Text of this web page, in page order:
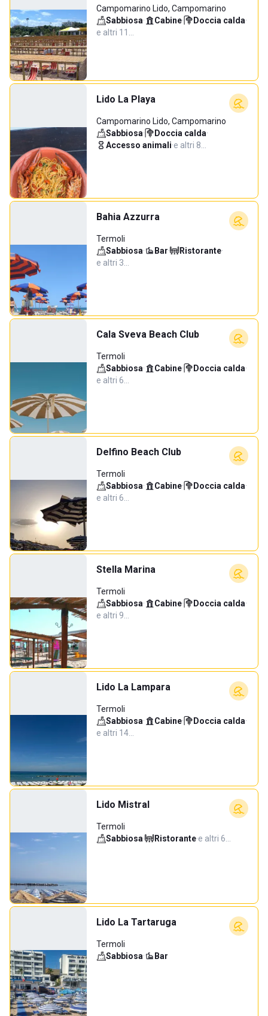
Campomarino Lido, Campomarino
Sabbiosa· Cabine· Doccia calda·
e altri 11…
Lido La Playa
Campomarino Lido, Campomarino
Sabbiosa· Doccia calda·
Accesso animali·e altri 8…
Bahia Azzurra
Termoli
Sabbiosa· Bar· Ristorante·
e altri 3…
Cala Sveva Beach Club
Termoli
Sabbiosa· Cabine· Doccia calda·
e altri 6…
Delfino Beach Club
Termoli
Sabbiosa· Cabine· Doccia calda·
e altri 6…
Stella Marina
Termoli
Sabbiosa· Cabine· Doccia calda·
e altri 9…
Lido La Lampara
Termoli
Sabbiosa· Cabine· Doccia calda·
e altri 14…
Lido Mistral
Termoli
Sabbiosa· Ristorante·e altri 6…
Lido La Tartaruga
Termoli
Sabbiosa· Bar